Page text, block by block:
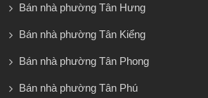
Bán nhà phường Tân Hưng
Bán nhà phường Tân Kiểng
Bán nhà phường Tân Phong
Bán nhà phường Tân Phú